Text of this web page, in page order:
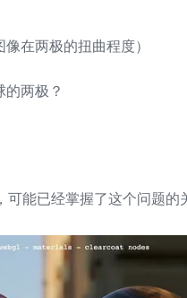
在两极的扭曲程度）
两极？
能已经掌握了这个问题的